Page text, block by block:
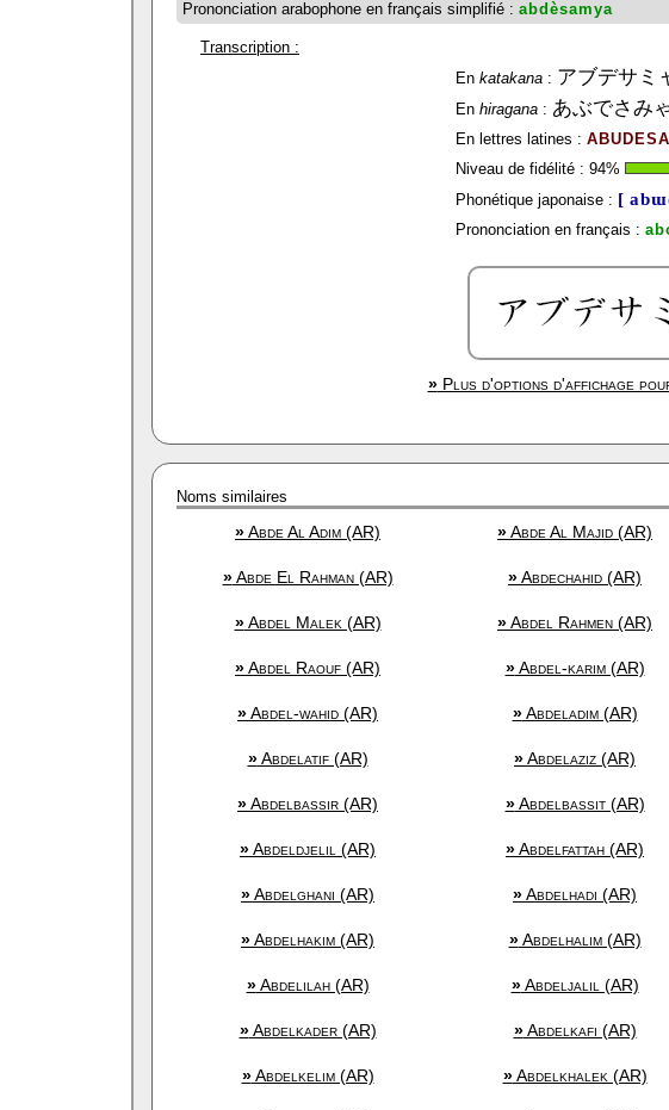
Prononciation arabophone en français simplifié : abdèsamya
Transcription :
En katakana : アブデサミ
En hiragana : あぶでさみ
En lettres latines :
Niveau de fidélité : 94%
Phonétique japonaise : [
Prononciation en français :
»Plus d'options d'affichage
Noms similaires
»Abde Al Adim (AR) »Abde Al Majid (AR)
»Abde El Rahman (AR) »Abdechahid (AR)
»Abdel Malek (AR) »Abdel Rahmen (AR)
»Abdel Raouf (AR) »Abdel-karim (AR)
»Abdel-wahid (AR) »Abdeladim (AR)
»Abdelatif (AR) »Abdelaziz (AR)
»Abdelbassir (AR) »Abdelbassit (AR)
»Abdeldjelil (AR) »Abdelfattah (AR)
»Abdelghani (AR) »Abdelhadi (AR)
»Abdelhakim (AR) »Abdelhalim (AR)
»Abdelilah (AR) »Abdeljalil (AR)
»Abdelkader (AR) »Abdelkafi (AR)
»Abdelkelim (AR) »Abdelkhalek (AR)